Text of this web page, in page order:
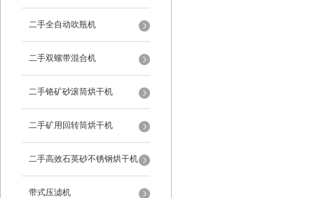
二手全自动吹瓶机
二手双螺带混合机
二手铬矿砂滚筒烘干机
二手矿用回转筒烘干机
二手高效石英砂不锈钢烘干机
带式压滤机